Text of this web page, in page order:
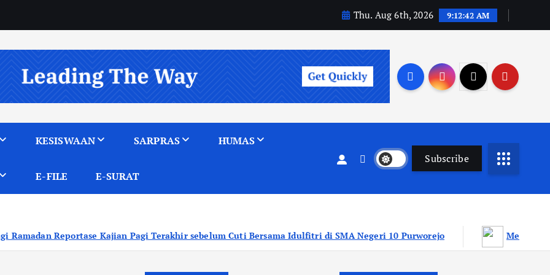
Thu. Aug 6th, 2026 9:12:43 AM
KESISWAAN SARPRAS HUMAS
E-FILE E-SURAT
Subscribe
Pagi Terakhir sebelum Cuti Bersama Idulfitri di SMA Negeri 10 Purworejo Menjemput Ampunan di